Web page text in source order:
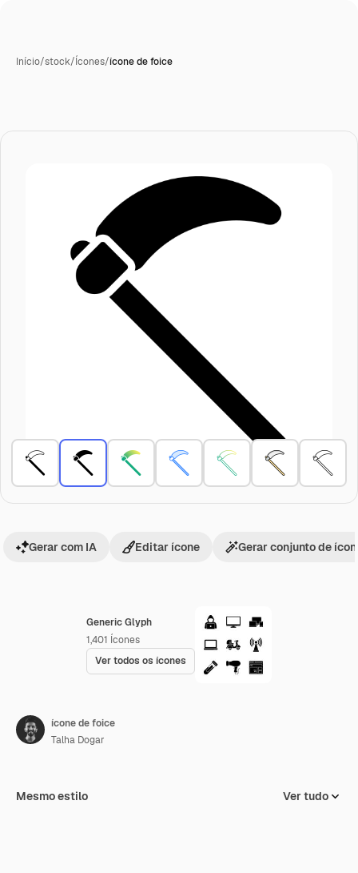
Início/stock/Ícones/ícone de foice
Generic Glyph
1,401 Ícones
Ver todos os ícones
Gerar com IA Editar ícone Gerar conjunto de
ícone de foice
Talha Dogar
Mesmo estilo Ver tudo